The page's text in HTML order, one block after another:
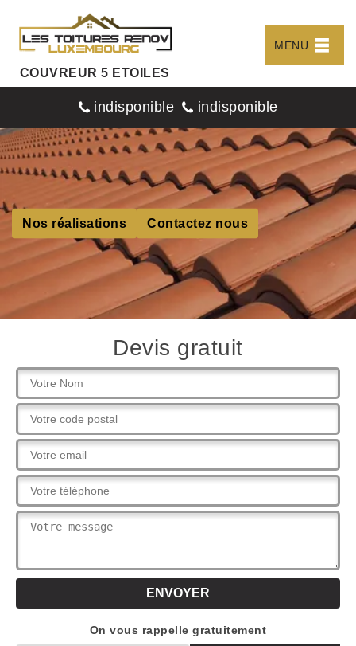
COUVREUR 5 ETOILES
MENU
indisponible indisponible
Nos réalisations Contactez nous
Devis gratuit
On vous rappelle gratuitement